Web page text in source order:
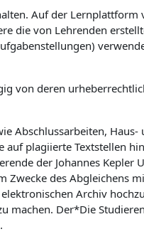
Auf der Lernplattform
die von Lehrenden
von deren
Abschlussarbeiten, Haus-
plagiierte Textstellen
der Johannes Kepler
des Abgleichens
Archiv
machen. Der*Die